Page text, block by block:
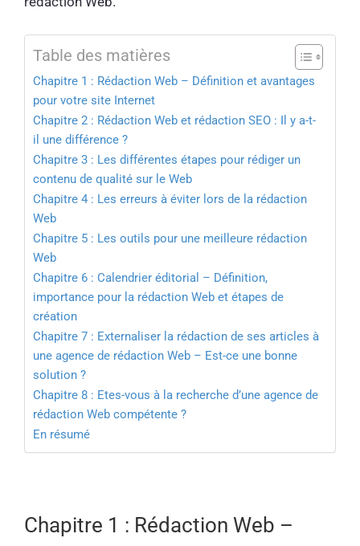
Table des matières
Chapitre 1 : Rédaction Web – Définition et avantages
pour votre site Internet
Chapitre 2 : Rédaction Web et rédaction SEO : Il y a-t-
il une différence ?
Chapitre 3 : Les différentes étapes pour rédiger un
contenu de qualité sur le Web
Chapitre 4 : Les erreurs à éviter lors de la rédaction
Web
Chapitre 5 : Les outils pour une meilleure rédaction
Web
Chapitre 6 : Calendrier éditorial – Définition,
importance pour la rédaction Web et étapes de
création
Chapitre 7 : Externaliser la rédaction de ses articles à
une agence de rédaction Web – Est-ce une bonne
solution ?
Chapitre 8 : Etes-vous à la recherche d’une agence de
rédaction Web compétente ?
En résumé
Chapitre 1 : Rédaction Web –